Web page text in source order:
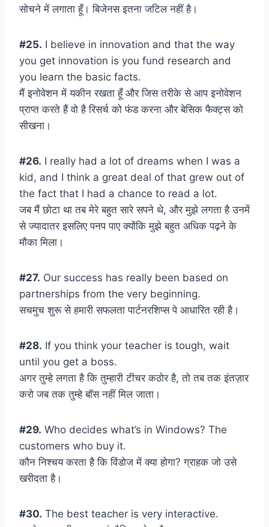
सोचने में लगाता हूँ। बिजेनस इतना जटिल नहीं है।
#25. I believe in innovation and that the way
you get innovation is you fund research and
you learn the basic facts.
मैं इनोवेशन में यकीन रखता हूँ और जिस तरीके से आप इनोवेशन
प्राप्त करते हैं वो है रिसर्च को फंड करना और बेसिक फैक्ट्स को
सीखना।
#26. I really had a lot of dreams when I was a
kid, and I think a great deal of that grew out of
the fact that I had a chance to read a lot.
जब मैं छोटा था तब मेरे बहुत सारे सपने थे, और मुझे लगता है उनमें
से ज्यादातर इसलिए पनप पाए क्योंकि मुझे बहुत अधिक पढ़ने के
मौका मिला।
#27. Our success has really been based on
partnerships from the very beginning.
सचमुच शुरू से हमारी सफलता पार्टनरशिप्स पे आधारित रही है।
#28. If you think your teacher is tough, wait
until you get a boss.
अगर तुम्हे लगता है कि तुम्हारी टीचर कठोर है, तो तब तक इंतज़ार
करो जब तक तुम्हे बॉस नहीं मिल जाता।
#29. Who decides what’s in Windows? The
customers who buy it.
कौन निश्चय करता है कि विंडोज में क्या होगा? ग्राहक जो उसे
खरीदता है।
#30. The best teacher is very interactive.